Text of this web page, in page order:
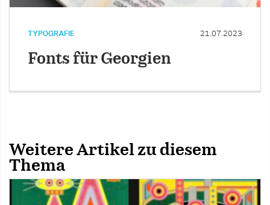
TYPOGRAFIE 21.07.2023
Fonts für Georgien
Weitere Artikel zu diesem
Thema